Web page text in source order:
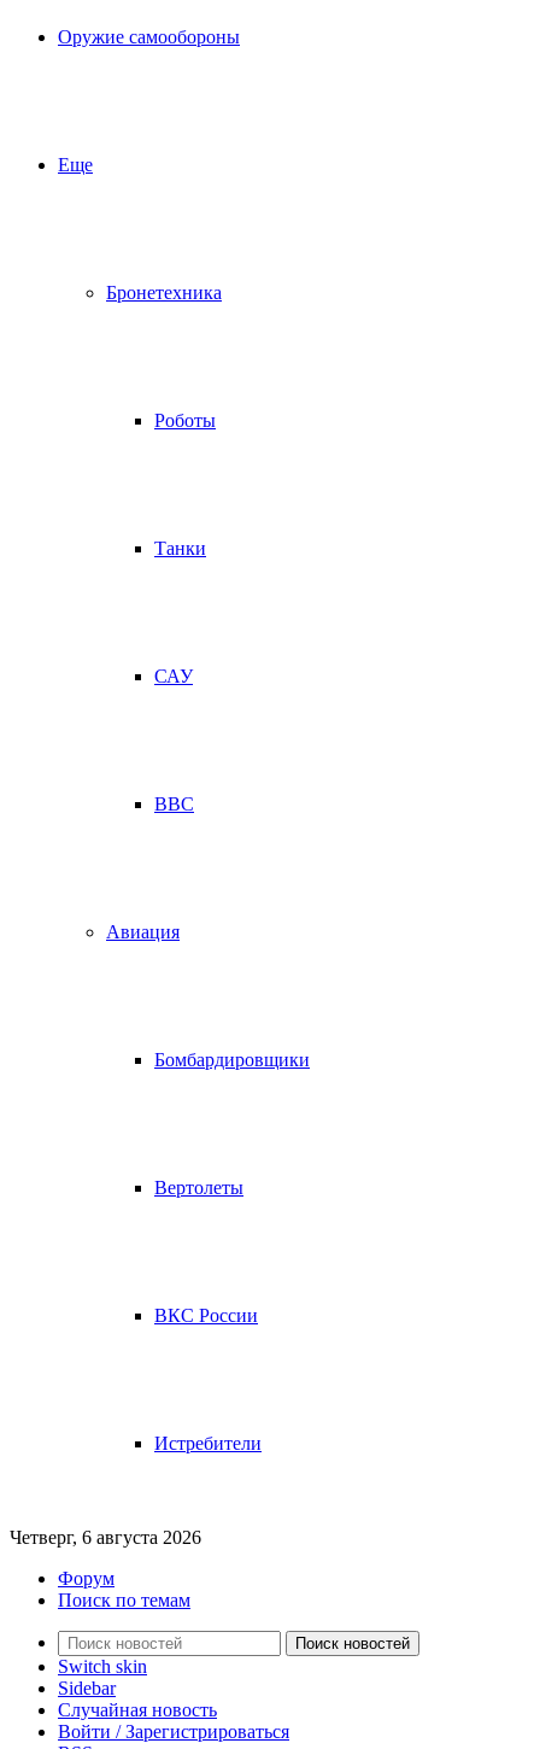
Оружие самообороны
Еще
Бронетехника
Роботы
Танки
САУ
ВВС
Авиация
Бомбардировщики
Вертолеты
ВКС России
Истребители
Четверг, 6 августа 2026
Форум
Поиск по темам
Поиск новостей
Switch skin
Sidebar
Случайная новость
Войти / Зарегистрироваться